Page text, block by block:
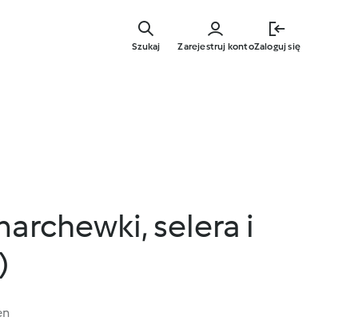
głównej
Zarejestruj kontoZaloguj się
Szukaj
selera i